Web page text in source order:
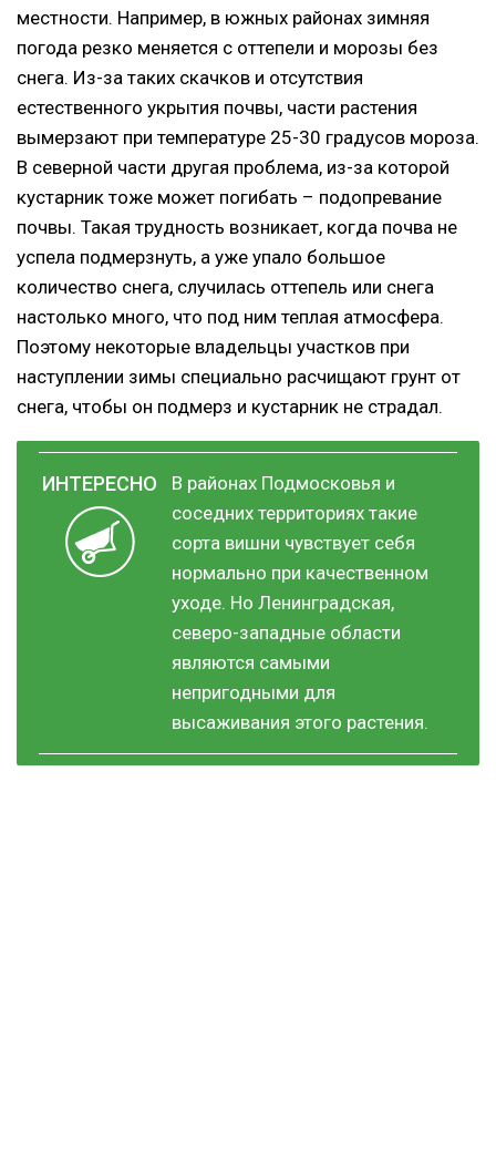
местности. Например, в южных районах зимняя
погода резко меняется с оттепели и морозы без
снега. Из-за таких скачков и отсутствия
естественного укрытия почвы, части растения
вымерзают при температуре 25-30 градусов мороза.
В северной части другая проблема, из-за которой
кустарник тоже может погибать – подопревание
почвы. Такая трудность возникает, когда почва не
успела подмерзнуть, а уже упало большое
количество снега, случилась оттепель или снега
настолько много, что под ним теплая атмосфера.
Поэтому некоторые владельцы участков при
наступлении зимы специально расчищают грунт от
снега, чтобы он подмерз и кустарник не страдал.
В районах Подмосковья и
соседних территориях такие
сорта вишни чувствует себя
нормально при качественном
уходе. Но Ленинградская,
северо-западные области
являются самыми
непригодными для
высаживания этого растения.